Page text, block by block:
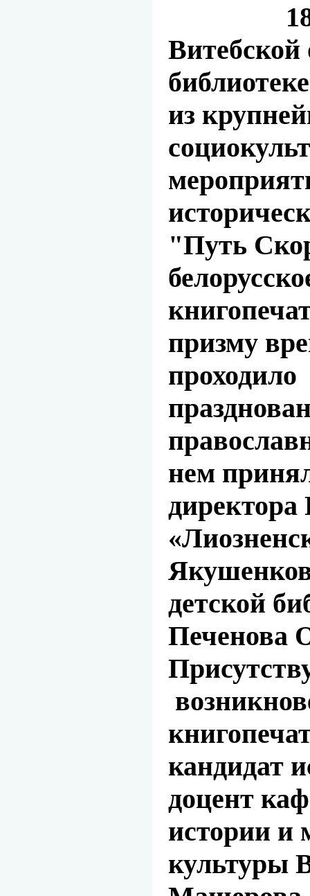
18
Витебской
из
"Путь
призму
нем
детской
Печенова
кандидат
доцент
истории и
культуры